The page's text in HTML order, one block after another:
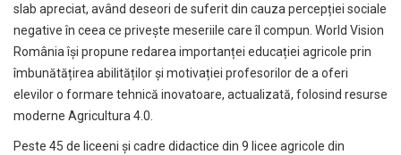
slab apreciat, având deseori de suferit din cauza percepției sociale
negative în ceea ce privește meseriile care îl compun. World Vision
România își propune redarea importanței educației agricole prin
îmbunătățirea abilităților și motivației profesorilor de a oferi
elevilor o formare tehnică inovatoare, actualizată, folosind resurse
moderne Agricultura 4.0.
Peste 45 de liceeni și cadre didactice din 9 licee agricole din